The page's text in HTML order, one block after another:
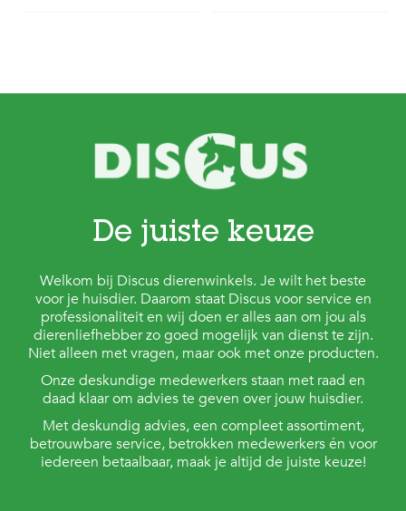
De juiste keuze
Welkom bij Discus dierenwinkels. Je wilt het beste
voor je huisdier. Daarom staat Discus voor service en
professionaliteit en wij doen er alles aan om jou als
dierenliefhebber zo goed mogelijk van dienst te zijn.
Niet alleen met vragen, maar ook met onze producten.
Onze deskundige medewerkers staan met raad en
daad klaar om advies te geven over jouw huisdier.
Met deskundig advies, een compleet assortiment,
betrouwbare service, betrokken medewerkers én voor
iedereen betaalbaar, maak je altijd de juiste keuze!